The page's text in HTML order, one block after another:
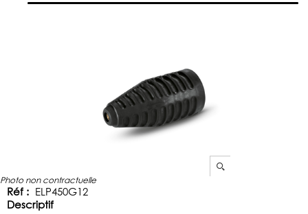
Photo non contractuelle
Réf : ELP450G12
Descriptif